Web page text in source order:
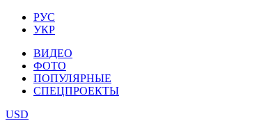
РУС
УКР
ВИДЕО
ФОТО
ПОПУЛЯРНЫЕ
СПЕЦПРОЕКТЫ
USD